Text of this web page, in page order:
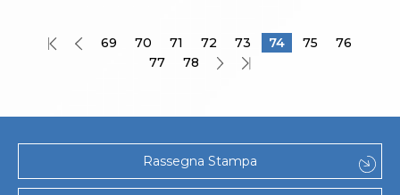
69 70 71 72 73 74 75
76
77
78
Rassegna Stampa